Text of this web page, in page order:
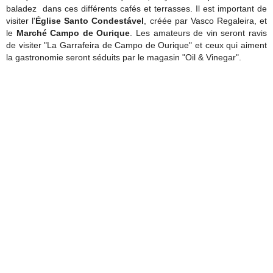
baladez dans ces différents cafés et terrasses. Il est important de
visiter l'ÉgliseSanto Condestável, créée par Vasco Regaleira, et
le Marché Campo de Ourique. Les amateurs de vin seront ravis
de visiter "La Garrafeira de Campo de Ourique" et ceux qui aiment
la gastronomie seront séduits par le magasin "Oil & Vinegar".